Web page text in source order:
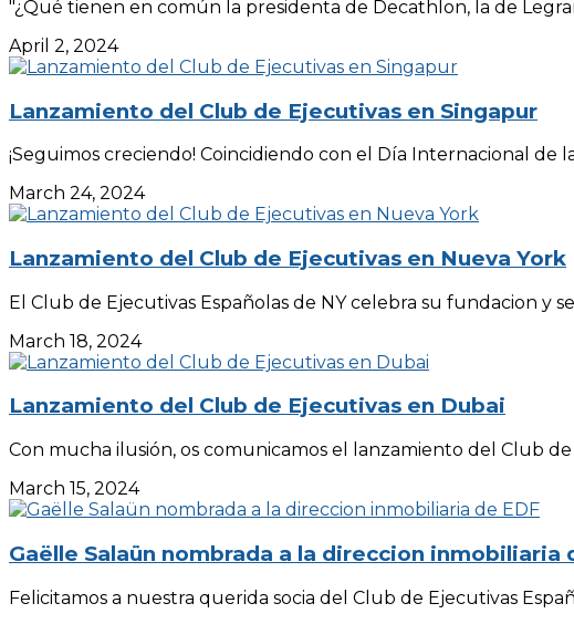
"¿Qué tienen en común la presidenta de Decathlon, la de
April 2, 2024
Lanzamiento del Club de Ejecutivas en Singapur
¡Seguimos creciendo! Coincidiendo con el Día Internacional de
March 24, 2024
Lanzamiento del Club de Ejecutivas en Nueva York
El Club de Ejecutivas Españolas de NY celebra su fundacion y
March 18, 2024
Lanzamiento del Club de Ejecutivas en Dubai
Con mucha ilusión, os comunicamos el lanzamiento del Club de
March 15, 2024
Gaëlle Salaün nombrada a la direccion inmobiliaria
Felicitamos a nuestra querida socia del Club de Ejecutivas